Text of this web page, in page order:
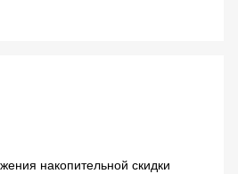
накопительной скидки